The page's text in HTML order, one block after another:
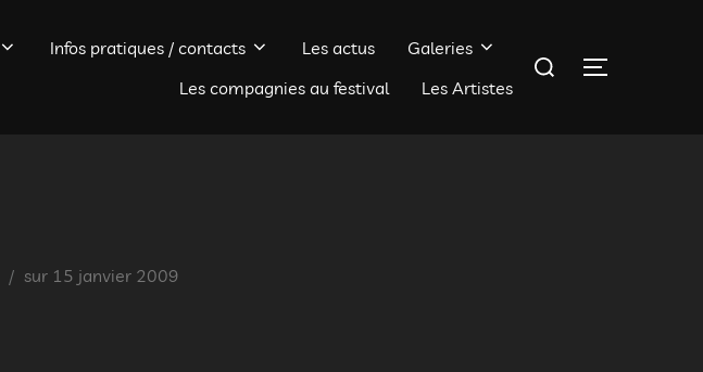
Infos pratiques / contacts Les actus
Galeries
Les compagnies au festival
Les Artistes
Rechercher :
sur Publié
15 janvier 2009